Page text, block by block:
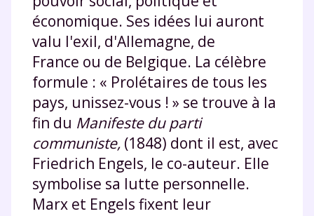
économique. Ses idées lui auront
valu l'exil, d'Allemagne, de
France ou de Belgique. La célèbre
formule : « Prolétaires de tous les
pays, unissez-vous ! » se trouve à la
fin du Manifeste du parti
communiste, (1848) dont il est, avec
Friedrich Engels, le co-auteur. Elle
symbolise sa lutte personnelle.
Marx et Engels fixent leur